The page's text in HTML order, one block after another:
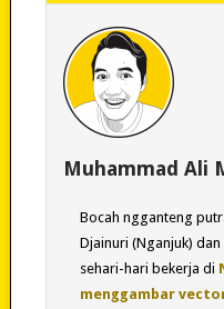
Muhammad Ali
Bocah ngganteng
Djainuri (Nganjuk)
sehari-hari bekerja di
menggambar